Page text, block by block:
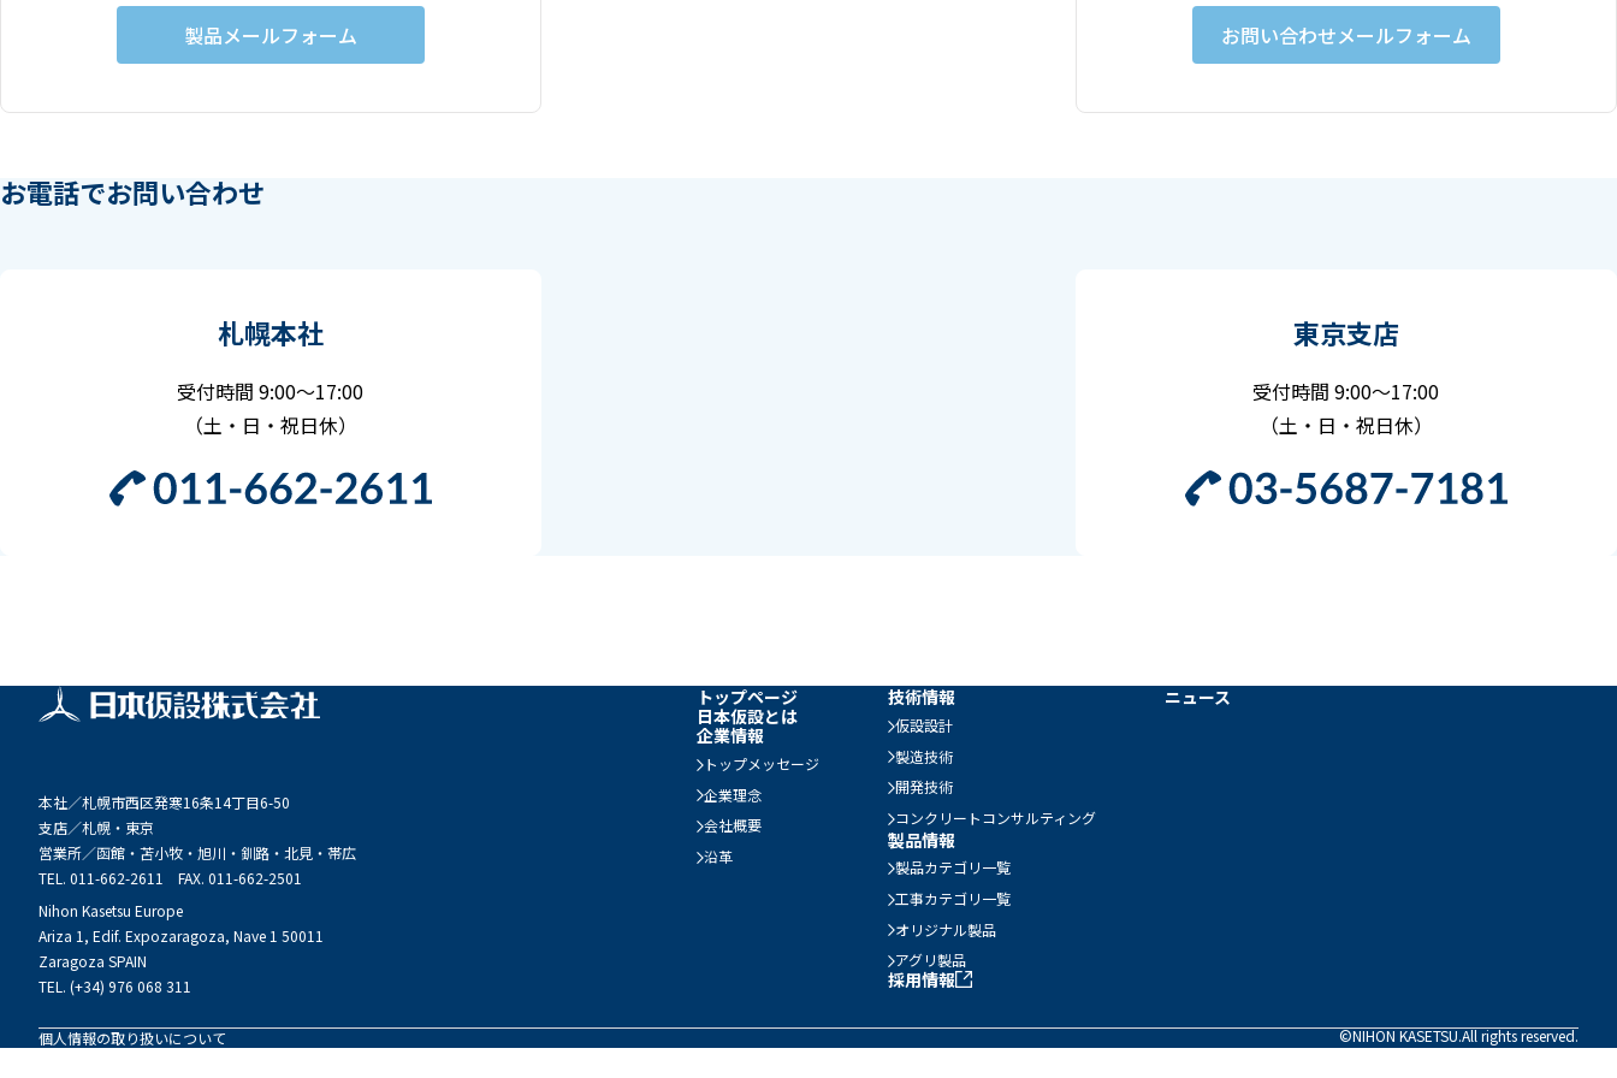
製品メールフォーム お問い合わせメールフォーム
お電話でお問い合わせ
札幌本社
受付時間 9:00～17:00
（土・日・祝日休）
東京支店
受付時間 9:00～17:00
（土・日・祝日休）
本社／札幌市西区発寒16条14丁目6-50
支店／札幌・東京
営業所／函館・苫小牧・旭川・釧路・北見・帯広
TEL. 011-662-2611 FAX. 011-662-2501
Nihon Kasetsu Europe
Ariza 1, Edif. Expozaragoza, Nave 1 50011
Zaragoza SPAIN
TEL. (+34) 976 068 311
トップページ
日本仮設とは
企業情報
トップメッセージ
企業理念
会社概要
沿革
技術情報
仮設設計
製造技術
開発技術
コンクリートコンサルティング
製品情報
製品カテゴリ一覧
工事カテゴリ一覧
オリジナル製品
アグリ製品
採用情報
ニュース
個人情報の取り扱いについて ©NIHON KASETSU.All rights reserved.